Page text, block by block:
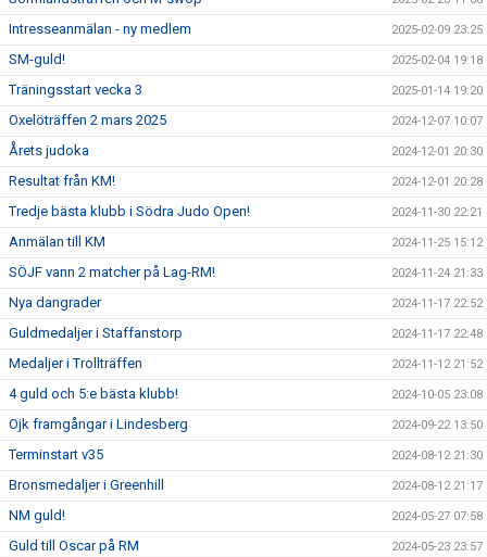
Intresseanmälan - ny medlem 2025-02-09 23:25
SM-guld! 2025-02-04 19:18
Träningsstart vecka 3 2025-01-14 19:20
Oxelöträffen 2 mars 2025 2024-12-07 10:07
Årets judoka 2024-12-01 20:30
Resultat från KM! 2024-12-01 20:28
Tredje bästa klubb i Södra Judo Open! 2024-11-30 22:21
Anmälan till KM 2024-11-25 15:12
SÖJF vann 2 matcher på Lag-RM! 2024-11-24 21:33
Nya dangrader 2024-11-17 22:52
Guldmedaljer i Staffanstorp 2024-11-17 22:48
Medaljer i Trollträffen 2024-11-12 21:52
4 guld och 5:e bästa klubb! 2024-10-05 23:08
Ojk framgångar i Lindesberg 2024-09-22 13:50
Terminstart v35 2024-08-12 21:30
Bronsmedaljer i Greenhill 2024-08-12 21:17
NM guld! 2024-05-27 07:58
Guld till Oscar på RM 2024-05-23 23:57